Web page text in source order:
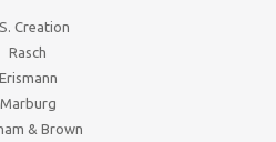
Creation
Rasch
Erismann
Marburg
& Brown